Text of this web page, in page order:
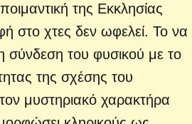
της Εκκλησίας
στο χτες δεν ωφελεί. Το να
σύνδεση του φυσικού με το
της σχέσης του
μυστηριακό χαρακτήρα